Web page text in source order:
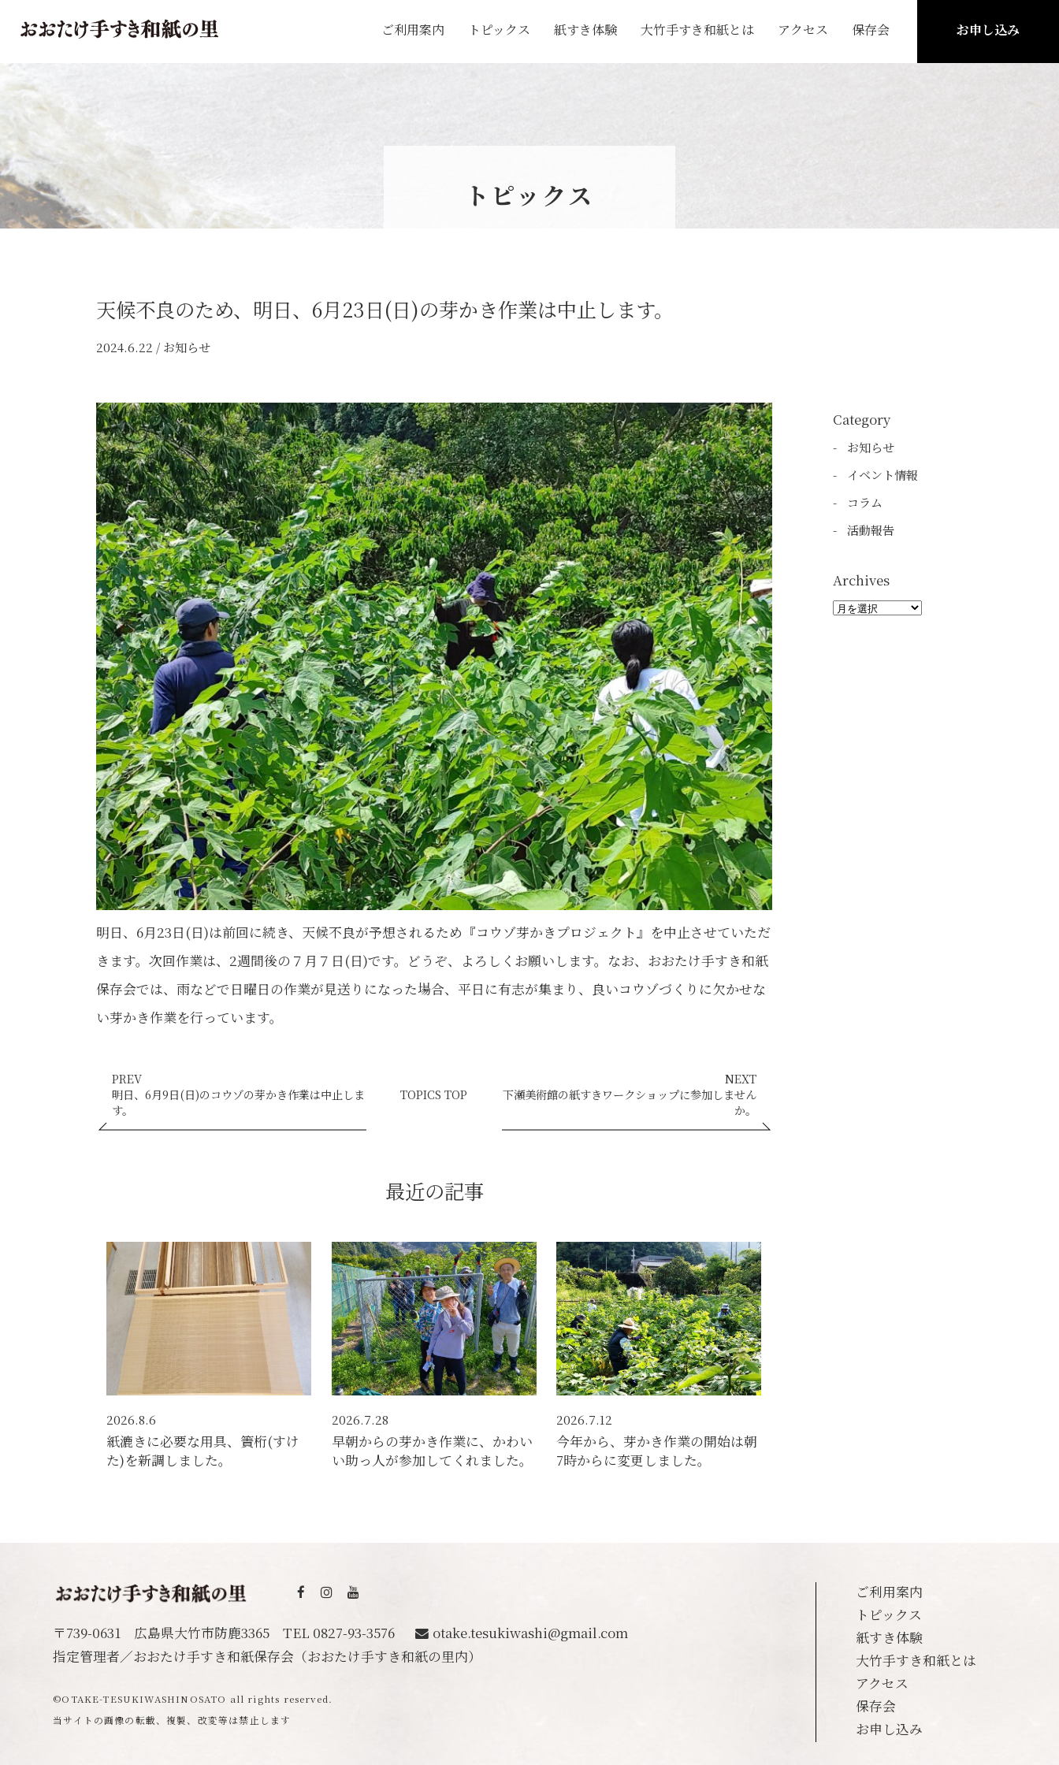
おおたけ手すき和紙の里
ご利用案内 トピックス 紙すき体験
大竹手すき和紙とは
大竹手すき和紙とは
アクセス
保存会
保存会について
お申し込み
トピックス
天候不良のため、明日、6月23日(日)の芽かき作業は中止します。
2024.6.22 / お知らせ
明日、6月23日(日)は前回に続き、天候不良が予想されるため『コウゾ芽かきプロジェクト』を中止させていただ
きます。次回作業は、2週間後の７月７日(日)です。どうぞ、よろしくお願いします。なお、おおたけ手すき和紙
保存会では、雨などで日曜日の作業が見送りになった場合、平日に有志が集まり、良いコウゾづくりに欠かせな
い芽かき作業を行っています。
PREV
明日、6月9日(日)のコウゾの芽かき作業は中止しま
す。
TOPICS TOP
NEXT
下瀬美術館の紙すきワークショップに参加しません
か。
最近の記事
2026.8.6
紙漉きに必要な用具、簀桁(すけ
た)を新調しました。
2026.7.28
早朝からの芽かき作業に、かわい
い助っ人が参加してくれました。
2026.7.12
今年から、芽かき作業の開始は朝
7時からに変更しました。
Category
お知らせ
イベント情報
コラム
活動報告
Archives
ご利用案内
トピックス
紙すき体験
大竹手すき和紙とは
アクセス
保存会
お申し込み
〒739-0631 広島県大竹市防鹿3365TEL 0827-93-3576
otake.tesukiwashi@gmail.com
指定管理者／おおたけ手すき和紙保存会 （おおたけ手すき和紙の里内）
©️OTAKE-TESUKIWASHINOSATO all rights reserved.
当サイトの画像の転載、複製、改変等は禁止します